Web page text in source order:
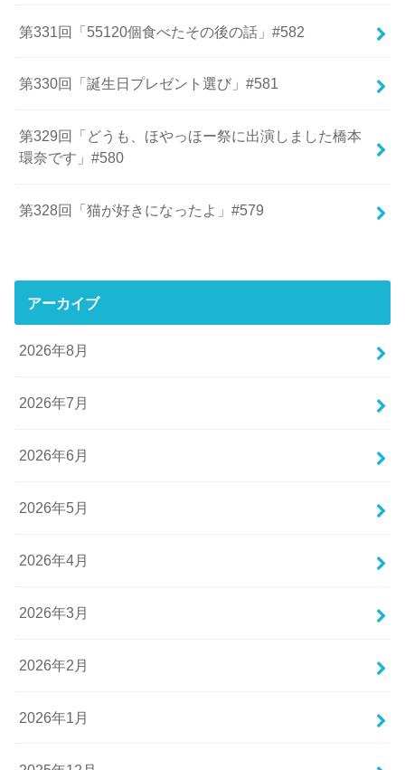
第331回「55120個食べたその後の話」#582
第330回「誕生日プレゼント選び」#581
第329回「どうも、ほやっほー祭に出演しました橋本
環奈です」#580
第328回「猫が好きになったよ」#579
アーカイブ
2026年8月
2026年7月
2026年6月
2026年5月
2026年4月
2026年3月
2026年2月
2026年1月